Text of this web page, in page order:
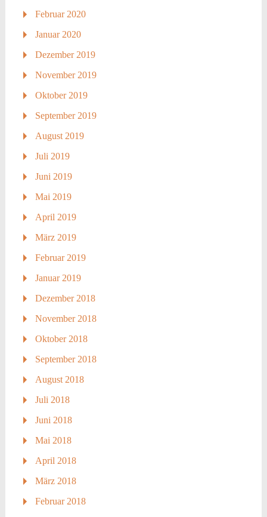
Februar 2020
Januar 2020
Dezember 2019
November 2019
Oktober 2019
September 2019
August 2019
Juli 2019
Juni 2019
Mai 2019
April 2019
März 2019
Februar 2019
Januar 2019
Dezember 2018
November 2018
Oktober 2018
September 2018
August 2018
Juli 2018
Juni 2018
Mai 2018
April 2018
März 2018
Februar 2018